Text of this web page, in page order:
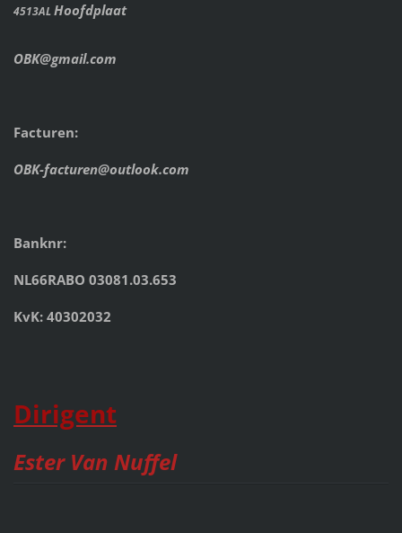
4513ALHoofdplaat
OBK@gmail.com
Facturen:
OBK-facturen@outlook.com
Banknr:
NL66RABO 03081.03.653
KvK: 40302032
Dirigent
Ester Van Nuffel